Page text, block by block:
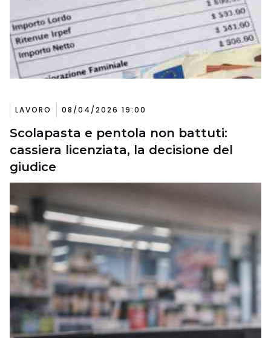
LAVORO 08/04/2026 19:00
Scolapasta e pentola non battuti:
cassiera licenziata, la decisione del
giudice